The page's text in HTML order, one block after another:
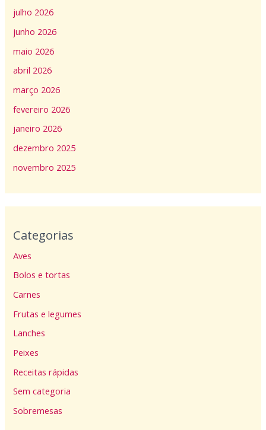
julho 2026
junho 2026
maio 2026
abril 2026
março 2026
fevereiro 2026
janeiro 2026
dezembro 2025
novembro 2025
Categorias
Aves
Bolos e tortas
Carnes
Frutas e legumes
Lanches
Peixes
Receitas rápidas
Sem categoria
Sobremesas